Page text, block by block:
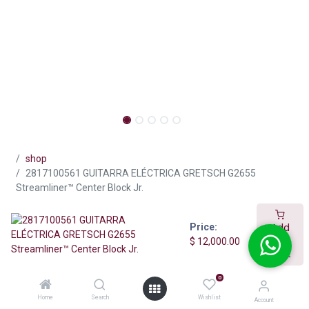
Price:
$ 12,000.00
Add
to
Cart
Home Search
0
Wishlist Account
shop
2817100561 GUITARRA ELÉCTRICA GRETSCH G2655
Streamliner™ Center Block Jr.
2817100561 GUITARRA ELÉCTRICA
GRETSCH G2655 Streamliner™
Center Block Jr.
(0 reseña)